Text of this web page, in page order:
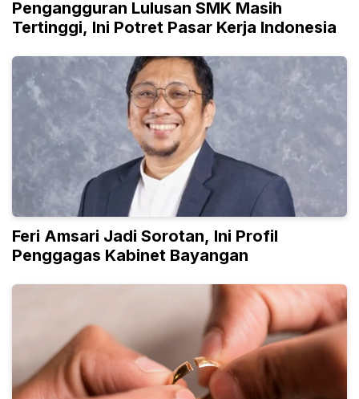
Pengangguran Lulusan SMK Masih
Tertinggi, Ini Potret Pasar Kerja Indonesia
Feri Amsari Jadi Sorotan, Ini Profil
Penggagas Kabinet Bayangan